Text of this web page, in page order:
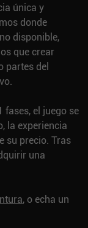
única y
donde
disponible,
que crear
partes del
fases, el juego se
la experiencia
su precio. Tras
una
, o echa un